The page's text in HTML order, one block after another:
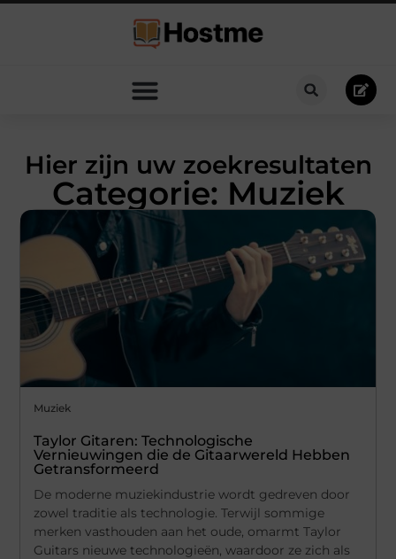
Hier zijn uw zoekresultaten
Categorie: Muziek
Muziek
Taylor Gitaren: Technologische
Vernieuwingen die de Gitaarwereld Hebben
Getransformeerd
De moderne muziekindustrie wordt gedreven door
zowel traditie als technologie. Terwijl sommige
merken vasthouden aan het oude, omarmt Taylor
Guitars nieuwe technologieën, waardoor ze zich als